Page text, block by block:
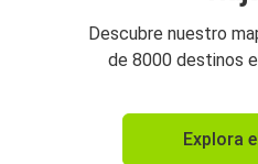
Descubre nuestro
de 8000 destinos
Explora